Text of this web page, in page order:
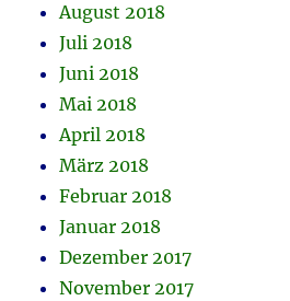
August 2018
Juli 2018
Juni 2018
Mai 2018
April 2018
März 2018
Februar 2018
Januar 2018
Dezember 2017
November 2017